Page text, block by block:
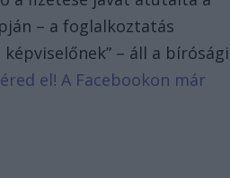
– a foglalkoztatás
– áll a bírósági
el! A Facebookon már